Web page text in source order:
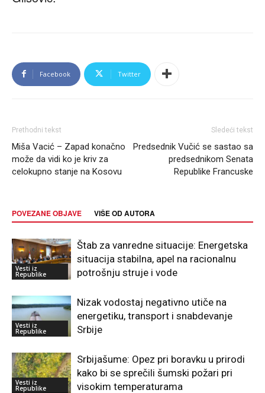
Facebook Twitter
Prethodni tekst
Miša Vacić – Zapad konačno
može da vidi ko je kriv za
celokupno stanje na Kosovu
Sledeći tekst
Predsednik Vučić se sastao sa
predsednikom Senata
Republike Francuske
POVEZANE OBJAVE VIŠE OD AUTORA
Vesti iz
Republike
Štab za vanredne situacije: Energetska
situacija stabilna, apel na racionalnu
potrošnju struje i vode
Vesti iz
Republike
Nizak vodostaj negativno utiče na
energetiku, transport i snabdevanje
Srbije
Vesti iz
Republike
Srbijašume: Opez pri boravku u prirodi
kako bi se sprečili šumski požari pri
visokim temperaturama